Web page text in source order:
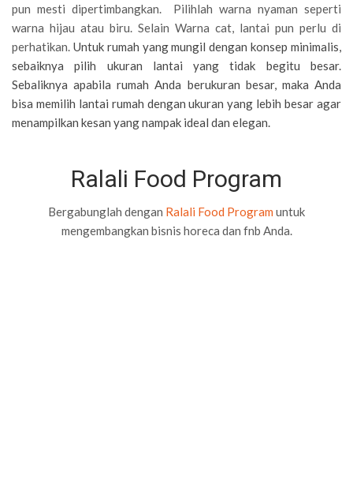
pun mesti dipertimbangkan. Pilihlah warna nyaman seperti
warna hijau atau biru. Selain Warna cat, lantai pun perlu di
perhatikan. Untuk rumah yang mungil dengan konsep minimalis,
sebaiknya pilih ukuran lantai yang tidak begitu besar.
Sebaliknya apabila rumah Anda berukuran besar, maka Anda
bisa memilih lantai rumah dengan ukuran yang lebih besar agar
menampilkan kesan yang nampak ideal dan elegan.
Ralali Food Program
Bergabunglah dengan Ralali Food Program untuk
mengembangkan bisnis horeca dan fnb Anda.